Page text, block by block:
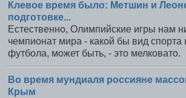
Клевое время было: Метшин и
подготовке...
Естественно, Олимпийские игры нам
чемпионат мира - какой бы вид
футбола, может быть, - это мелковато.
Во время мундиаля россияне
Крым